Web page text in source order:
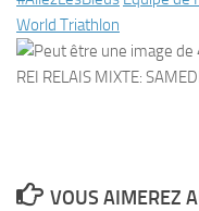
World Triathlon
VOUS AIMEREZ